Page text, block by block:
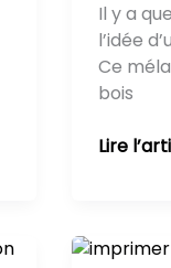
Il y a
l’idée
Ce
bois
Lire